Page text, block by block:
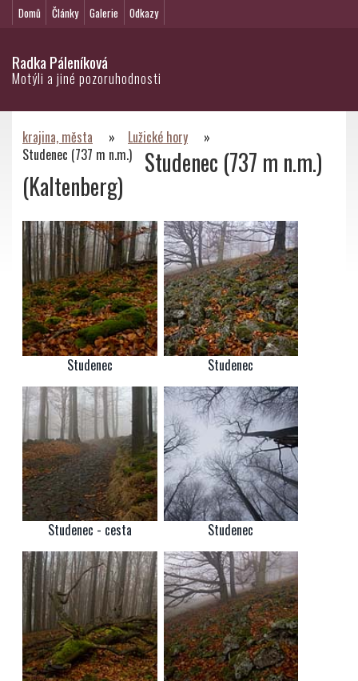
Domů Články Galerie Odkazy
Radka Páleníková
Motýli a jiné pozoruhodnosti
krajina, města » Lužické hory »
Studenec (737 m n.m.)
Studenec (737 m n.m.)
(Kaltenberg)
Studenec Studenec
Studenec - cesta Studenec